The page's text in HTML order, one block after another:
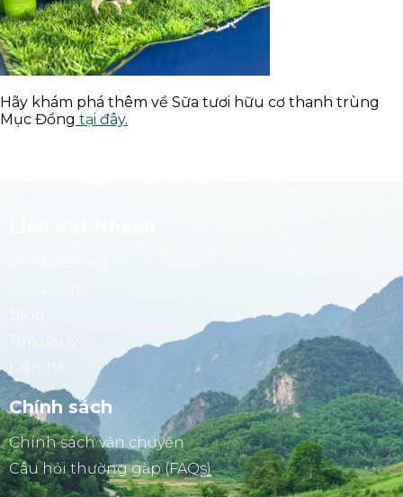
Hãy khám phá thêm về Sữa tươi hữu cơ thanh trùng
Mục Đồng tại đây.
Liên hệ
Chính sách
Chính sách vận chuyển
Câu hỏi thường gặp (FAQs)